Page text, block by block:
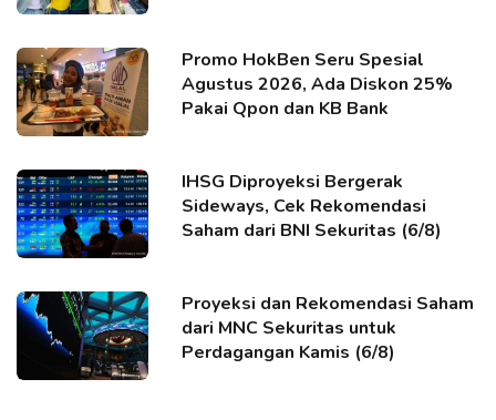
Promo HokBen Seru Spesial
Agustus 2026, Ada Diskon 25%
Pakai Qpon dan KB Bank
IHSG Diproyeksi Bergerak
Sideways, Cek Rekomendasi
Saham dari BNI Sekuritas (6/8)
Proyeksi dan Rekomendasi Saham
dari MNC Sekuritas untuk
Perdagangan Kamis (6/8)